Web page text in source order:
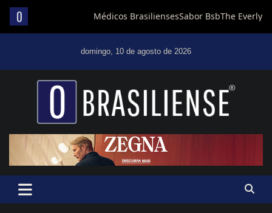
domingo, 10 de agosto de 2026
Um diário de notícias que trabalha por Brasília